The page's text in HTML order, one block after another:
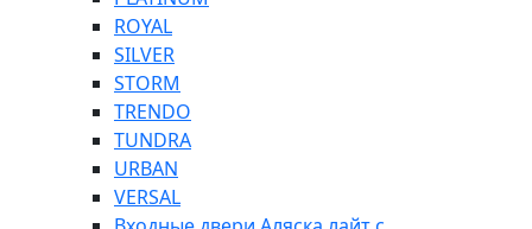
ROYAL
SILVER
STORM
TRENDO
TUNDRA
URBAN
VERSAL